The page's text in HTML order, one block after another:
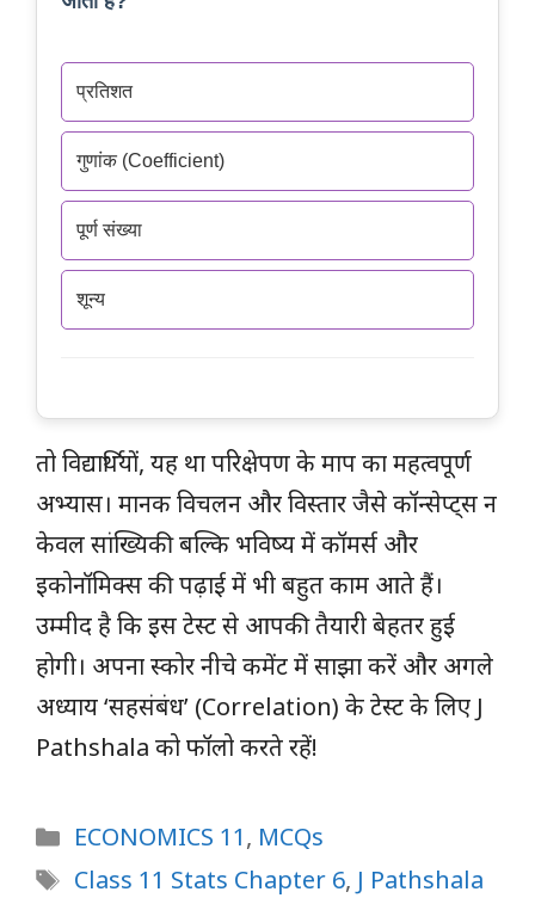
प्रतिशत
गुणांक (Coefficient)
पूर्ण संख्या
शून्य
तो विद्यार्थियों, यह था परिक्षेपण के माप का महत्वपूर्ण
अभ्यास। मानक विचलन और विस्तार जैसे कॉन्सेप्ट्स न
केवल सांख्यिकी बल्कि भविष्य में कॉमर्स और
इकोनॉमिक्स की पढ़ाई में भी बहुत काम आते हैं।
उम्मीद है कि इस टेस्ट से आपकी तैयारी बेहतर हुई
होगी। अपना स्कोर नीचे कमेंट में साझा करें और अगले
अध्याय ‘सहसंबंध’ (Correlation) के टेस्ट के लिए J
Pathshala को फॉलो करते रहें!
Categories
ECONOMICS 11, MCQs
Tags
Class 11 Stats Chapter 6, J Pathshala